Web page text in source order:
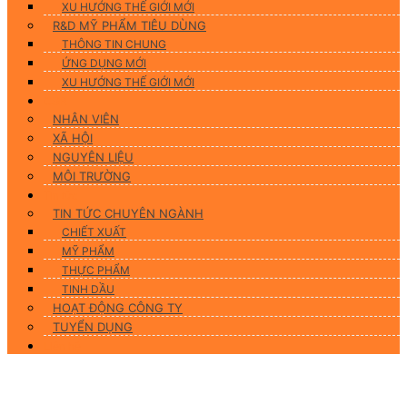
XU HƯỚNG THẾ GIỚI MỚI
R&D MỸ PHẨM TIÊU DÙNG
THÔNG TIN CHUNG
ỨNG DỤNG MỚI
XU HƯỚNG THẾ GIỚI MỚI
NHÂN VIÊN
XÃ HỘI
NGUYÊN LIỆU
MÔI TRƯỜNG
TIN TỨC CHUYÊN NGÀNH
CHIẾT XUẤT
MỸ PHẨM
THỰC PHẨM
TINH DẦU
HOẠT ĐỘNG CÔNG TY
TUYỂN DỤNG